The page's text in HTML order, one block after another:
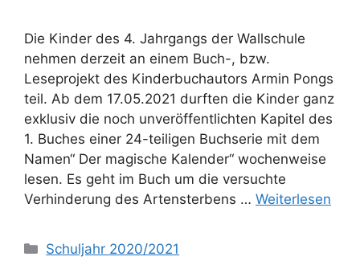
Die Kinder des 4. Jahrgangs der Wallschule
nehmen derzeit an einem Buch-, bzw.
Leseprojekt des Kinderbuchautors Armin Pongs
teil. Ab dem 17.05.2021 durften die Kinder ganz
exklusiv die noch unveröffentlichten Kapitel des
1. Buches einer 24-teiligen Buchserie mit dem
Namen“ Der magische Kalender“ wochenweise
lesen. Es geht im Buch um die versuchte
Verhinderung des Artensterbens … Weiterlesen
Kategorien
Schuljahr 2020/2021